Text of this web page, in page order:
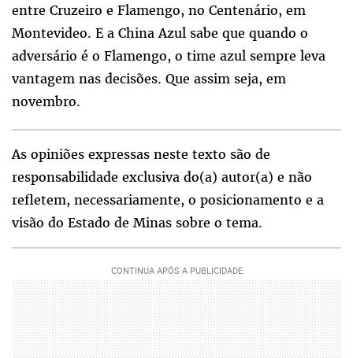
entre Cruzeiro e Flamengo, no Centenário, em
Montevideo. E a China Azul sabe que quando o
adversário é o Flamengo, o time azul sempre leva
vantagem nas decisões. Que assim seja, em
novembro.
As opiniões expressas neste texto são de
responsabilidade exclusiva do(a) autor(a) e não
refletem, necessariamente, o posicionamento e a
visão do Estado de Minas sobre o tema.